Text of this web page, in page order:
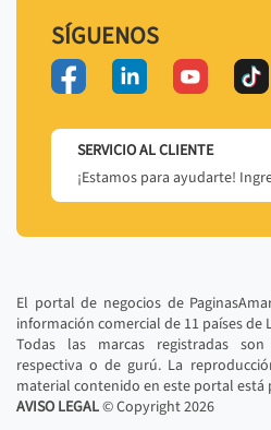
SÍGUENOS
SERVICIO AL CLIENTE
¡Estamos para ayudarte!
El portal de negocios de
información comercial de 11 países de
Todas las marcas registradas
respectiva o de gurú. La
material contenido en este portal está
AVISO LEGAL© Copyright2026